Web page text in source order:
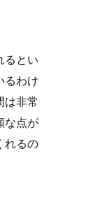
るとい
るわけ
は非常
な点が
れるの